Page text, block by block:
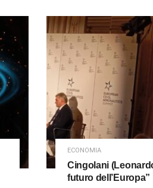
ECONOMIA
Cingolani
futuro dell’Europa”